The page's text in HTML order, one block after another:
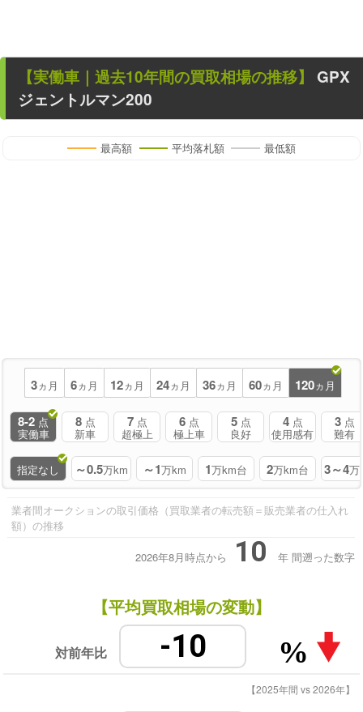
【実働車 ｜過去10年間の買取相場の推移】 GPX
ジェントルマン200
最高額 平均落札額 最低額
3ヵ月 6ヵ月 12ヵ月 24ヵ月 36ヵ月 60ヵ月 120ヵ月
8-2 点
実働車
8 点
新車
7 点
超極上
6 点
極上車
5 点
良好
4 点
使用感有
3 点
難有
指定なし ～0.5万km ～1万km 1万km台 2万km台 3～4万
業者間オークションの取引価格（買取業者の転売額＝販売業者の仕入れ
額）の推移
2026年8月時点から 10 年 間遡った数字
【平均買取相場の変動】
対前年比 -10 %
【2025年間 vs 2026年】